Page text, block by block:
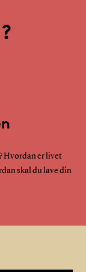
Hvordan er livet
skal du lave din